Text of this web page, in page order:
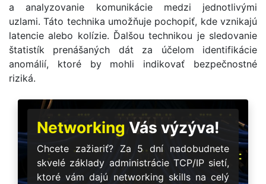
a analyzovanie komunikácie medzi jednotlivými
uzlami. Táto technika umožňuje pochopiť, kde vznikajú
latencie alebo kolízie. Ďalšou technikou je sledovanie
štatistík prenášaných dát za účelom identifikácie
anomálií, ktoré by mohli indikovať bezpečnostné
riziká.
Networking Vás výzýva!
Chcete zažiariť? Za 5 dní nadobudnete
skvelé základy administrácie TCP/IP sietí,
ktoré vám dajú networking skills na celý